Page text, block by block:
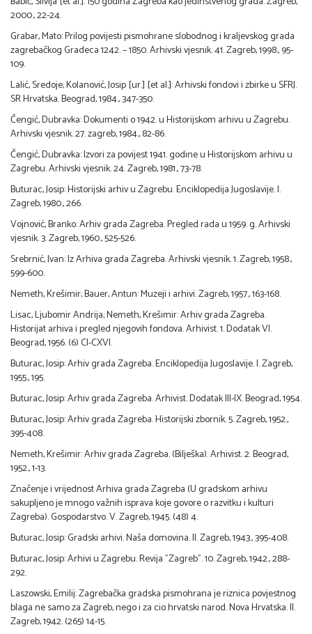
2000., 22-24.
Grabar, Mato: Prilog povijesti pismohrane slobodnog i kraljevskog grada
zagrebačkog Gradeca 1242. – 1850. Arhivski vjesnik. 41. Zagreb, 1998., 95-
109.
Lalić, Sredoje; Kolanović, Josip [ur.] [et al.]: Arhivski fondovi i zbirke u SFRJ.
SR Hrvatska. Beograd, 1984., 347-350.
Čengić, Dubravka: Dokumenti o 1942. u Historijskom arhivu u Zagrebu.
Arhivski vjesnik. 27. zagreb, 1984., 82-86.
Čengić, Dubravka: Izvori za povijest 1941. godine u Historijskom arhivu u
Zagrebu. Arhivski vjesnik. 24. Zagreb, 1981., 73-78.
Buturac, Josip: Historijski arhiv u Zagrebu. Enciklopedija Jugoslavije. I.
Zagreb, 1980., 266.
Vojnović, Branko: Arhiv grada Zagreba. Pregled rada u 1959. g. Arhivski
vjesnik. 3. Zagreb, 1960., 525-526.
Srebrnić, Ivan: Iz Arhiva grada Zagreba. Arhivski vjesnik. 1. Zagreb, 1958.,
599-600.
Nemeth, Krešimir; Bauer, Antun: Muzeji i arhivi. Zagreb, 1957., 163-168.
Lisac, Ljubomir Andrija; Nemeth, Krešimir: Arhiv grada Zagreba.
Historijat arhiva i pregled njegovih fondova. Arhivist. 1. Dodatak VI.
Beograd, 1956. (6) CI-CXVI.
Buturac, Josip: Arhiv grada Zagreba. Enciklopedija Jugoslavije. I. Zagreb,
1955., 195.
Buturac, Josip: Arhiv grada Zagreba. Arhivist. Dodatak III-IX. Beograd, 1954.
Buturac, Josip: Arhiv grada Zagreba. Historijski zbornik. 5. Zagreb, 1952.,
395-408.
Nemeth, Krešimir: Arhiv grada Zagreba. (Bilješka). Arhivist. 2. Beograd,
1952., 1-13.
Značenje i vrijednost Arhiva grada Zagreba (U gradskom arhivu
sakupljeno je mnogo važnih isprava koje govore o razvitku i kulturi
Zagreba). Gospodarstvo. V. Zagreb, 1945. (48) 4.
Buturac, Josip: Gradski arhivi. Naša domovina. II. Zagreb, 1943., 395-408.
Buturac, Josip: Arhivi u Zagrebu. Revija "Zagreb". 10. Zagreb, 1942., 288-
292.
Laszowski, Emilij: Zagrebačka gradska pismohrana je riznica povjestnog
blaga ne samo za Zagreb, nego i za cio hrvatski narod. Nova Hrvatska. II.
Zagreb, 1942. (265) 14-15.